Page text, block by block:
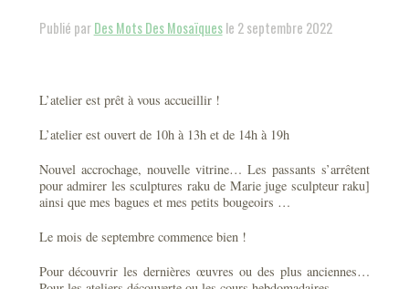
Publié parDes Mots Des Mosaïquesle 2 septembre 2022
L’atelier est prêt à vous accueillir !
L’atelier est ouvert de 10h à 13h et de 14h à 19h
Nouvel accrochage, nouvelle vitrine… Les passants s’arrêtent
pour admirer les sculptures raku de Marie juge sculpteur raku]
ainsi que mes bagues et mes petits bougeoirs …
Le mois de septembre commence bien !
Pour découvrir les dernières œuvres ou des plus anciennes…